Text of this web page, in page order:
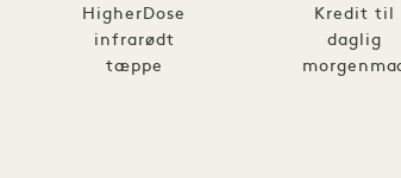
HigherDose
infrarødt
tæppe
Kredit til
daglig